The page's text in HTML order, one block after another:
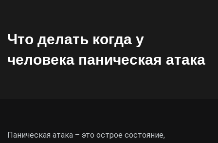
Что делать когда у
человека паническая атака
Паническая атака – это острое состояние,